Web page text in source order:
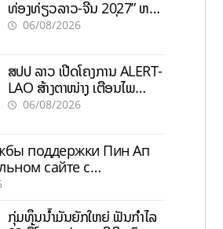
ທ່ອງທ່ຽວລາວ-ຈີນ 2027” ຫວັງ
ກະຕຸ້ນເສດຖະກິດທ້ອງຖິ່ນ
06/08/2026
ສປປ ລາວ ເປີດໂຄງການ ALERT-
LAO ສ້າງຕາໜ່າງ ເຕືອນໄພ
ພະຍາດລະບາດທົ່ວປະເທດ
06/08/2026
поддержки Пин Ап
сайте с
информацией
ກຸ່ມທຶນນ້ຳມັນຍັກໃຫຍ່ ຟັນກຳໄລ